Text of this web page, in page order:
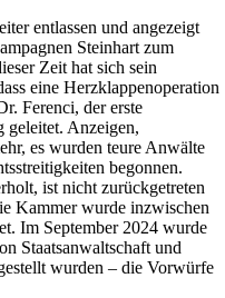
entlassen und angezeigt
Steinhart zum
Zeit hat sich sein
eine Herzklappenoperation
Ferenci, der erste
geleitet. Anzeigen,
es wurden teure Anwälte
begonnen.
ist nicht zurückgetreten
Kammer wurde inzwischen
Im September 2024 wurde
Staatsanwaltschaft und
wurden – die Vorwürfe